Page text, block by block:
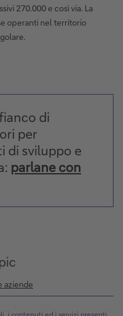
270.000 e così via. La
operanti nel territorio
di
per
di sviluppo e
parlane con
aziende